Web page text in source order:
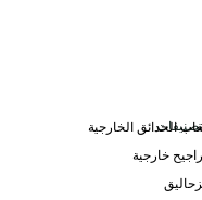
الحدائق الخارجية
خارجية